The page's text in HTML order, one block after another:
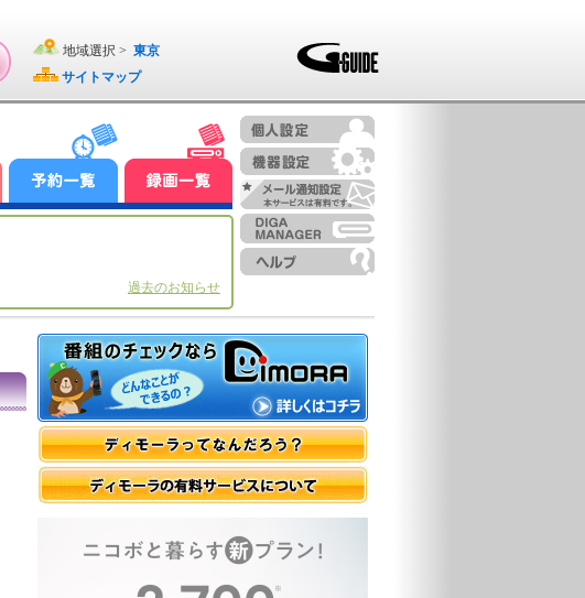
地域選択 > 東京
サイトマップ
過去のお知らせ